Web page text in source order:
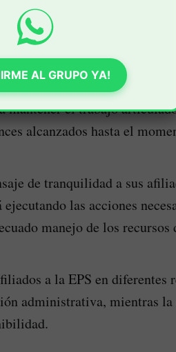
de los servicios de salud
prestadores de
mantener el trabajo
alcanzados hasta el
de tranquilidad a sus
las acciones
manejo de los recursos
a la EPS en diferentes
administrativa, mientras la
AL GRUPO YA!